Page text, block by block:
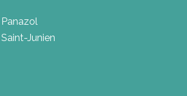
Junien